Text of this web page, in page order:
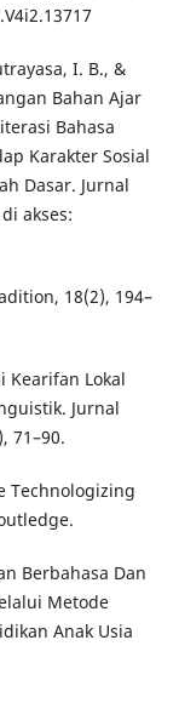
I. B., &
Bahan Ajar
Bahasa
Karakter Sosial
Dasar. Jurnal
akses:
18(2), 194–
Kearifan Lokal
Jurnal
71–90.
Technologizing
Berbahasa Dan
Metode
Anak Usia